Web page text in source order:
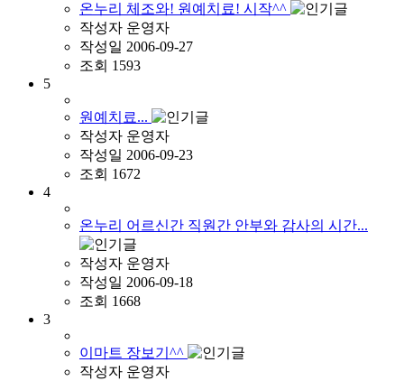
온누리 체조와! 원예치료! 시작^^
작성자 운영자
작성일 2006-09-27
조회 1593
5
원예치료...
작성자 운영자
작성일 2006-09-23
조회 1672
4
온누리 어르신간 직원간 안부와 감사의 시간...
작성자 운영자
작성일 2006-09-18
조회 1668
3
이마트 장보기^^
작성자 운영자